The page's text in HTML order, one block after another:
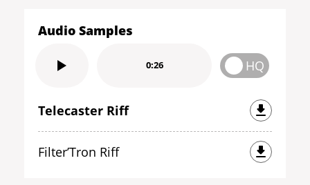
Audio Samples
0:26 HQ
Telecaster Riff
Filter’Tron Riff